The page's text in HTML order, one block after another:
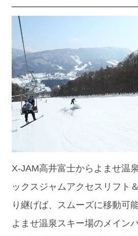
X-JAM高井富士からよませ温
ックスジャムアクセスリフト
り継げば、スムーズに移動可能
よませ温泉スキー場のメイン